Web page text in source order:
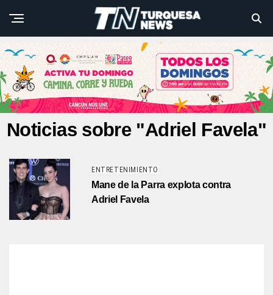
Noticias sobre "Adriel Favela"
ENTRETENIMIENTO
Mane de la Parra explota contra
Adriel Favela